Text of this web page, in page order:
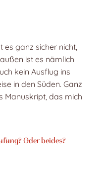
es ganz sicher nicht,
ist es nämlich
kein Ausflug ins
in den Süden. Ganz
Manuskript, das mich
Oder beides?